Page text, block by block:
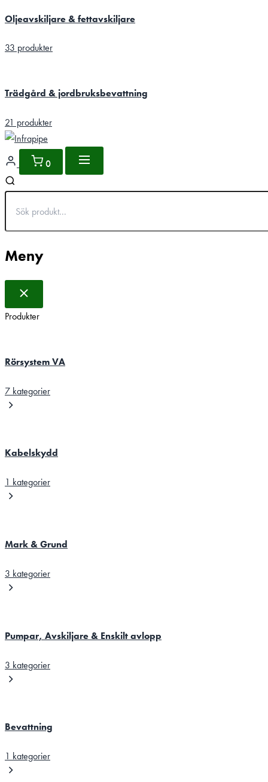
Oljeavskiljare & fettavskiljare
33 produkter
Trädgård & jordbruksbevattning
21 produkter
0
Meny
Produkter
Rörsystem VA
7 kategorier
Kabelskydd
1 kategorier
Mark & Grund
3 kategorier
Pumpar, Avskiljare & Enskilt avlopp
3 kategorier
Bevattning
1 kategorier